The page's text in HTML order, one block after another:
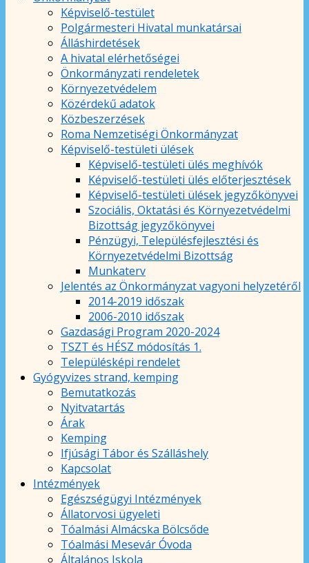
Képviselő-testület
Polgármesteri Hivatal munkatársai
Álláshirdetések
A hivatal elérhetőségei
Önkormányzati rendeletek
Környezetvédelem
Közérdekű adatok
Közbeszerzések
Roma Nemzetiségi Önkormányzat
Képviselő-testületi ülések
Képviselő-testületi ülés meghívók
Képviselő-testületi ülés előterjesztések
Képviselő-testületi ülések jegyzőkönyvei
Szociális, Oktatási és Környezetvédelmi
Bizottság jegyzőkönyvei
Pénzügyi, Településfejlesztési és
Környezetvédelmi Bizottság
Munkaterv
Jelentés az Önkormányzat vagyoni helyzetéről
2014-2019 időszak
2006-2010 időszak
Gazdasági Program 2020-2024
TSZT és HÉSZ módosítás 1.
Településképi rendelet
Gyógyvizes strand, kemping
Bemutatkozás
Nyitvatartás
Árak
Kemping
Ifjúsági Tábor és Szálláshely
Kapcsolat
Intézmények
Egészségügyi Intézmények
Állatorvosi ügyeleti
Tóalmási Almácska Bölcsőde
Tóalmási Mesevár Óvoda
Általános Iskola